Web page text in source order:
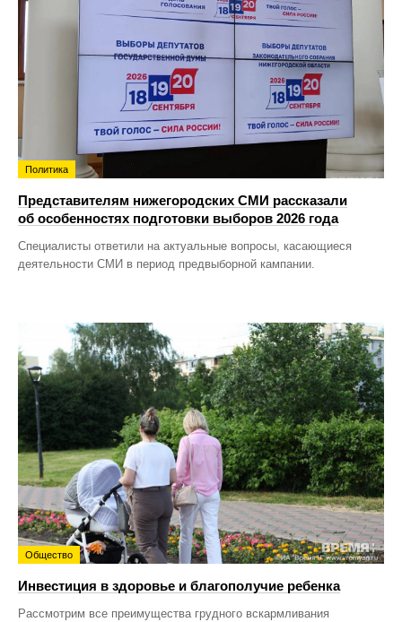
Политика
Представителям нижегородских СМИ рассказали
об особенностях подготовки выборов 2026 года
Специалисты ответили на актуальные вопросы, касающиеся
деятельности СМИ в период предвыборной кампании.
Общество
Инвестиция в здоровье и благополучие ребенка
Рассмотрим все преимущества грудного вскармливания